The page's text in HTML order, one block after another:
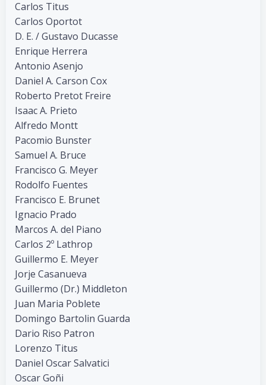
Carlos Titus
Carlos Oportot
D. E. / Gustavo Ducasse
Enrique Herrera
Antonio Asenjo
Daniel A. Carson Cox
Roberto Pretot Freire
Isaac A. Prieto
Alfredo Montt
Pacomio Bunster
Samuel A. Bruce
Francisco G. Meyer
Rodolfo Fuentes
Francisco E. Brunet
Ignacio Prado
Marcos A. del Piano
Carlos 2º Lathrop
Guillermo E. Meyer
Jorje Casanueva
Guillermo (Dr.) Middleton
Juan Maria Poblete
Domingo Bartolin Guarda
Dario Riso Patron
Lorenzo Titus
Daniel Oscar Salvatici
Oscar Goñi